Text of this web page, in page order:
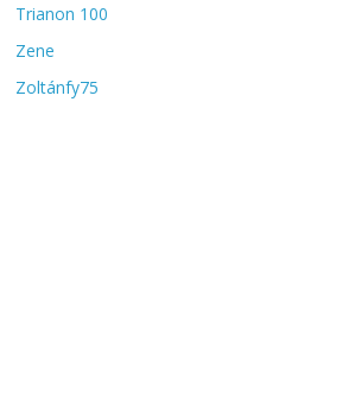
Trianon 100
Zene
Zoltánfy75